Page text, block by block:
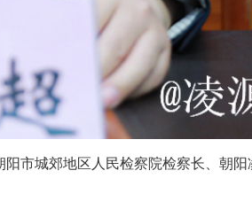
市城郊地区人民检察院检察长、朝